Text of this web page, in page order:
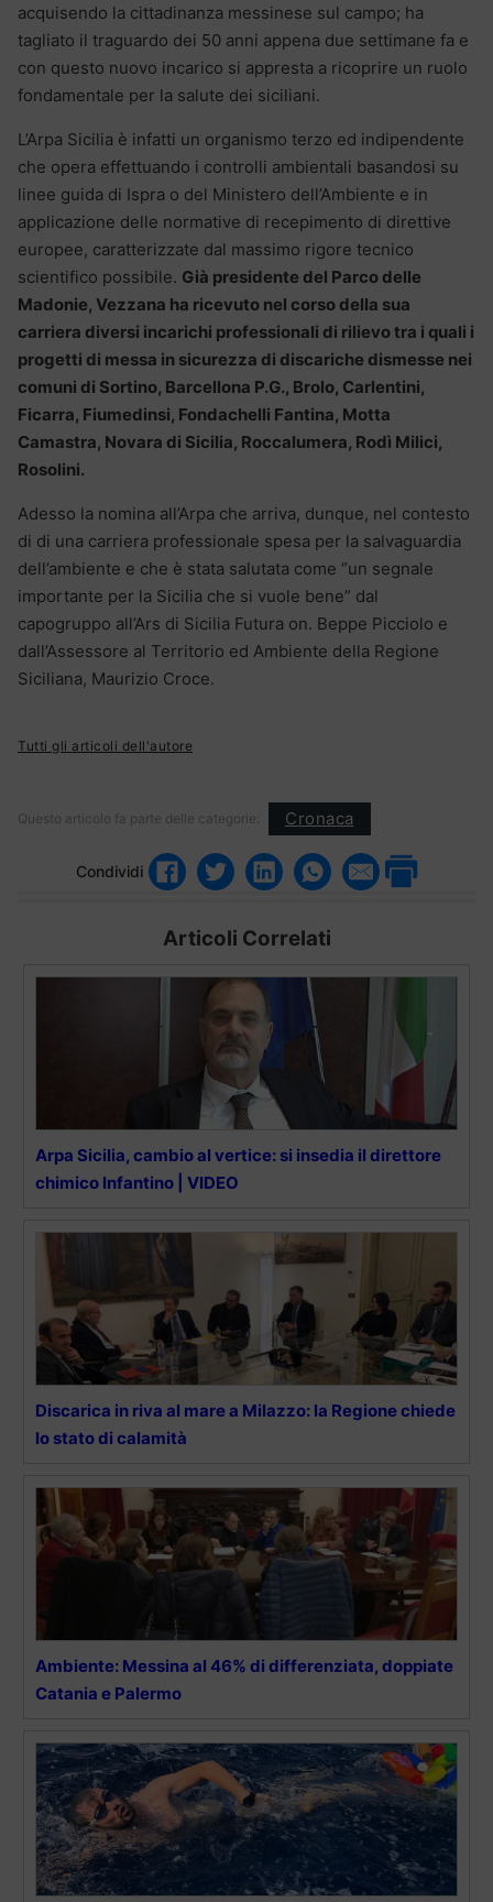
acquisendo la cittadinanza messinese sul campo; ha
tagliato il traguardo dei 50 anni appena due settimane fa e
con questo nuovo incarico si appresta a ricoprire un ruolo
fondamentale per la salute dei siciliani.
L’Arpa Sicilia è infatti un organismo terzo ed indipendente
che opera effettuando i controlli ambientali basandosi su
linee guida di Ispra o del Ministero dell’Ambiente e in
applicazione delle normative di recepimento di direttive
europee, caratterizzate dal massimo rigore tecnico
scientifico possibile. Già presidente del Parco delle
Madonie, Vezzana ha ricevuto nel corso della sua
carriera diversi incarichi professionali di rilievo tra i quali i
progetti di messa in sicurezza di discariche dismesse nei
comuni di Sortino, Barcellona P.G., Brolo, Carlentini,
Ficarra, Fiumedinsi, Fondachelli Fantina, Motta
Camastra, Novara di Sicilia, Roccalumera, Rodì Milici,
Rosolini.
Adesso la nomina all’Arpa che arriva, dunque, nel contesto
di di una carriera professionale spesa per la salvaguardia
dell’ambiente e che è stata salutata come “un segnale
importante per la Sicilia che si vuole bene” dal
capogruppo all’Ars di Sicilia Futura on. Beppe Picciolo e
dall’Assessore al Territorio ed Ambiente della Regione
Siciliana, Maurizio Croce.
Tutti gli articoli dell'autore
Questo articolo fa parte delle categorie: Cronaca
Condividi
Articoli Correlati
Arpa Sicilia, cambio al vertice: si insedia il direttore
chimico Infantino | VIDEO
Discarica in riva al mare a Milazzo: la Regione chiede
lo stato di calamità
Ambiente: Messina al 46% di differenziata, doppiate
Catania e Palermo